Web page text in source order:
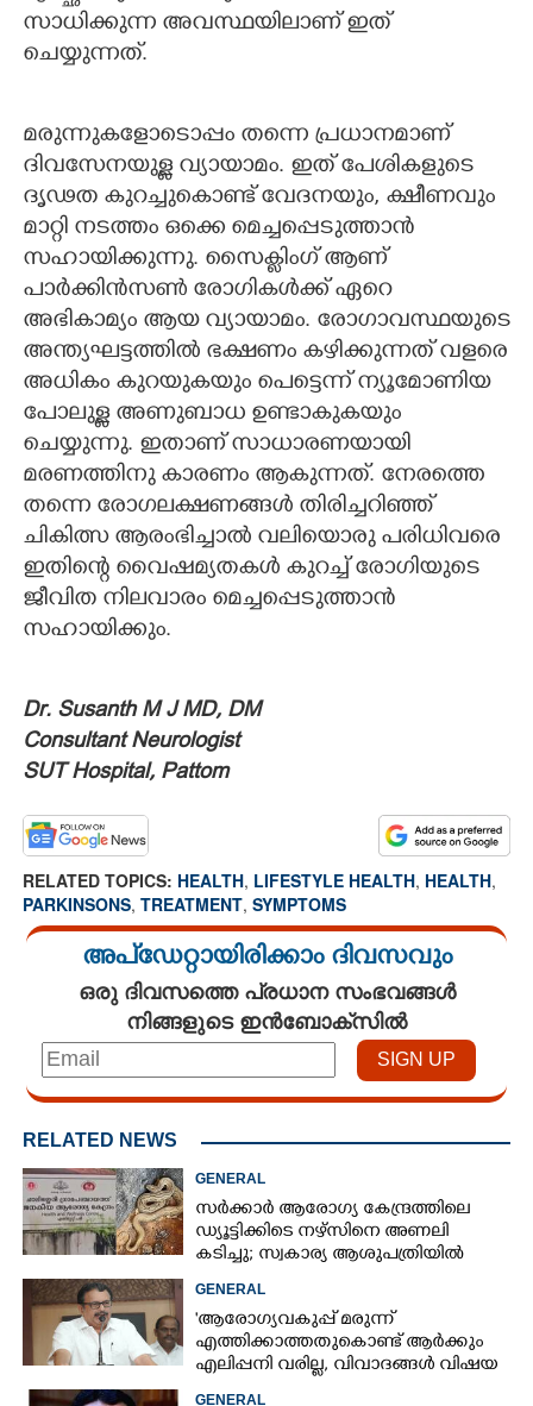
സാധിക്കുന്ന അവസ്ഥയിലാണ് ഇത്
ചെയ്യുന്നത്.
മരുന്നുകളോടൊപ്പം തന്നെ പ്രധാനമാണ്
ദിവസേനയുള്ള വ്യായാമം. ഇത് പേശികളുടെ
ദൃഢത കുറച്ചുകൊണ്ട് വേദനയും, ക്ഷീണവും
മാറ്റി നടത്തം ഒക്കെ മെച്ചപ്പെടുത്താന്‍
സഹായിക്കുന്നു. സൈക്ലിംഗ് ആണ്
പാര്‍ക്കിന്‍സണ്‍ രോഗികള്‍ക്ക് ഏറെ
അഭികാമ്യം ആയ വ്യായാമം. രോഗാവസ്ഥയുടെ
അന്ത്യഘട്ടത്തില്‍ ഭക്ഷണം കഴിക്കുന്നത് വളരെ
അധികം കുറയുകയും പെട്ടെന്ന് ന്യൂമോണിയ
പോലുള്ള അണുബാധ ഉണ്ടാകുകയും
ചെയ്യുന്നു. ഇതാണ് സാധാരണയായി
മരണത്തിനു കാരണം ആകുന്നത്. നേരത്തെ
തന്നെ രോഗലക്ഷണങ്ങള്‍ തിരിച്ചറിഞ്ഞ്
ചികിത്സ ആരംഭിച്ചാല്‍ വലിയൊരു പരിധിവരെ
ഇതിന്റെ വൈഷമ്യതകള്‍ കുറച്ച് രോഗിയുടെ
ജീവിത നിലവാരം മെച്ചപ്പെടുത്താന്‍
സഹായിക്കും.
Dr. Susanth M J MD, DM
Consultant Neurologist
SUT Hospital, Pattom
RELATED TOPICS: HEALTH, LIFESTYLE HEALTH, HEALTH,
PARKINSONS, TREATMENT, SYMPTOMS
അപ്ഡേറ്റായിരിക്കാം ദിവസവും
ഒരു ദിവസത്തെ പ്രധാന സംഭവങ്ങൾ
നിങ്ങളുടെ ഇൻബോക്സിൽ
RELATED NEWS
GENERAL
സർക്കാർ ആരോഗ്യ കേന്ദ്രത്തിലെ
ഡ്യൂട്ടിക്കിടെ നഴ്സിനെ അണലി
കടിച്ചു; സ്വകാര്യ ആശുപത്രിയിൽ
GENERAL
'ആരോഗ്യവകുപ്പ് മരുന്ന്
എത്തിക്കാത്തതുകൊണ്ട് ആർക്കും
എലിപ്പനി വരില്ല, വിവാദങ്ങൾ വിഷയ
GENERAL
Copy Link